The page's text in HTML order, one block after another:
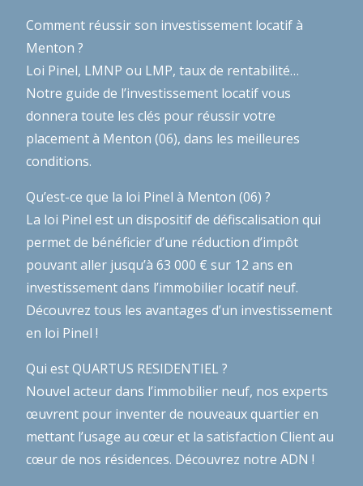
Comment réussir son investissement locatif à
Menton ?
Loi Pinel, LMNP ou LMP, taux de rentabilité…
Notre guide de l’investissement locatifvous
donnera toute les clés pour réussir votre
placement à Menton (06), dans les meilleures
conditions.
Qu’est-ce que la loi Pinel à Menton (06) ?
La loi Pinel est un dispositif de défiscalisation qui
permet de bénéficier d’une réduction d’impôt
pouvant aller jusqu’à 63 000 € sur 12 ans en
investissement dans l’immobilier locatif neuf.
Découvrez tous les avantages d’un investissement
en loi Pinel !
Qui est QUARTUS RESIDENTIEL ?
Nouvel acteur dans l’immobilier neuf, nos experts
œuvrent pour inventer de nouveaux quartier en
mettant l’usage au cœur et la satisfaction Client au
cœur de nos résidences. Découvrez notre ADN !